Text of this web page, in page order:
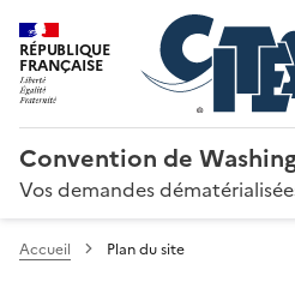
RÉPUBLIQUE
FRANÇAISE
Convention de
Vos demandes
Accueil Plan du site